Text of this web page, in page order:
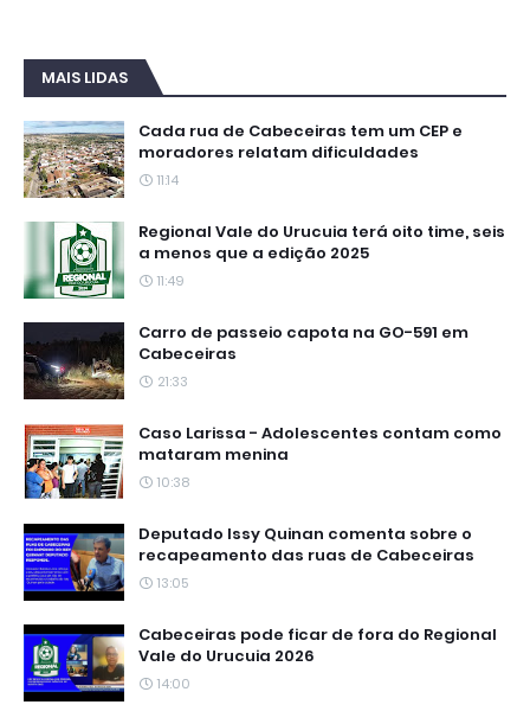
MAIS LIDAS
Cada rua de Cabeceiras tem um CEP e
moradores relatam dificuldades
11:14
Regional Vale do Urucuia terá oito time, seis
a menos que a edição 2025
11:49
Carro de passeio capota na GO-591 em
Cabeceiras
21:33
Caso Larissa - Adolescentes contam como
mataram menina
10:38
Deputado Issy Quinan comenta sobre o
recapeamento das ruas de Cabeceiras
13:05
Cabeceiras pode ficar de fora do Regional
Vale do Urucuia 2026
14:00